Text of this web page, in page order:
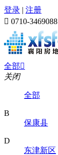
登录 | 注册
 0710-3469088
全部
关闭
全部
B
保康县
D
东津新区